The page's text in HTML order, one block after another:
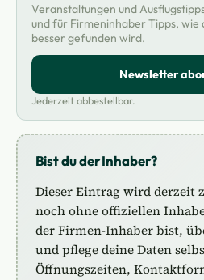
Bist du der Inhaber?
Dieser Eintrag wird derzeit
noch ohne offiziellen
der Firmen-Inhaber bist,
und pflege deine Daten
Öffnungszeiten,
Veranstaltungen und
und für Firmeninhaber Tipps, wie
besser gefunden wird.
Newsletter
Jederzeit abbestellbar.